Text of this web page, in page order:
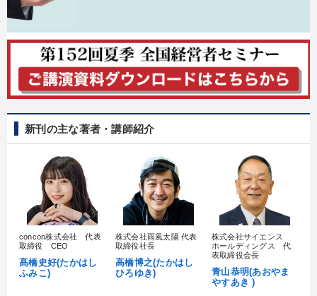
新刊の主な著者・講師紹介
concon株式会社 代表
取締役 CEO
髙橋史好(たかはし
ふみこ)
株式会社雨風太陽 代表
取締役社長
高橋博之(たかはし
ひろゆき)
株式会社サイエンス
ホールディングス 代
表取締役会長
青山恭明(あおやま
やすあき )